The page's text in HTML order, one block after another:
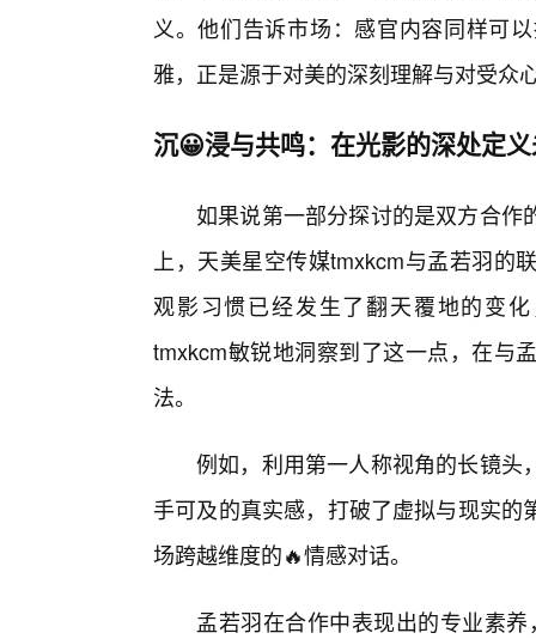
义。他们告诉市场：感官内容同样可
雅，正是源于对美的深刻理解与对受众
沉😀浸与共鸣：在光影的深处定
如果说第一部分探讨的是双方合作
上，天美星空传媒tmxkcm与孟若羽的
观影习惯已经发生了翻天覆地的变
tmxkcm敏锐地洞察到了这一点，在与
法。
例如，利用第一人称视角的长镜头
手可及的真实感，打破了虚拟与现实
场跨越维度的🔥情感对话。
孟若羽在合作中表现出的专业素